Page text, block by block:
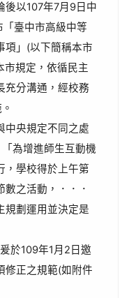
後以107年7月9日中
臺中市高級中等
項」(以下簡稱本市
市規定，依循民主
充分溝通，經校務
中央規定不同之處
為增進師生互動機
，學校得於上午第
之活動，．．．
規劃運用並決定是
於109年1月2日邀
修正之規範(如附件